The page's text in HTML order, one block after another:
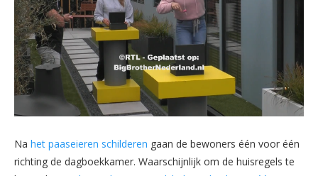
Na het paaseieren schilderen gaan de bewoners één voor één
richting de dagboekkamer. Waarschijnlijk om de huisregels te